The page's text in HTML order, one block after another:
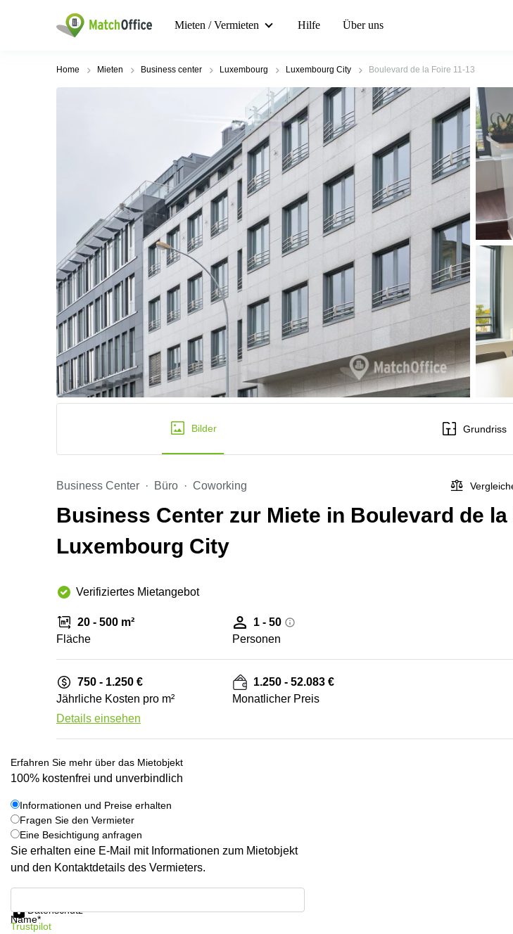
Mieten / Vermieten Hilfe Über uns
Home Mieten Business center Luxembourg Luxembourg City Boulevard de la Foire 11-13
Bilder Grundriss
Business Center Büro Coworking
Business Center zur Miete in Boulevard de la
Luxembourg City
Verifiziertes Mietangebot
20 - 500 m²
Fläche
1 - 50
Personen
750 - 1.250 €
Jährliche Kosten pro m²
Details einsehen
1.250 - 52.083 €
Monatlicher Preis
Erfahren Sie mehr über das Mietobjekt
100% kostenfrei und unverbindlich
Informationen und Preise erhalten
Fragen Sie den Vermieter
Eine Besichtigung anfragen
Sie erhalten eine E-Mail mit Informationen zum Mietobjekt
und den Kontaktdetails des Vermieters.
Name*
Datenschutz
Trustpilot